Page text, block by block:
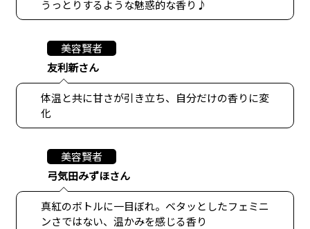
うっとりするような魅惑的な香り♪
美容賢者
友利新さん
体温と共に甘さが引き立ち、自分だけの香りに変
化
美容賢者
弓気田みずほさん
真紅のボトルに一目ぼれ。ベタッとしたフェミニ
ンさではない、温かみを感じる香り